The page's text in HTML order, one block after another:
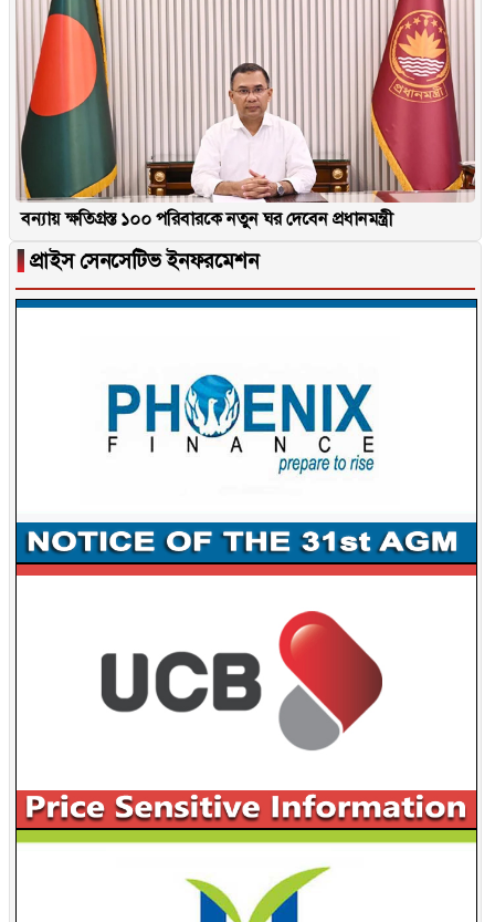
বন্যায় ক্ষতিগ্রস্ত ১০০ পরিবারকে নতুন ঘর দেবেন প্রধানমন্ত্রী
▐ প্রাইস সেনসেটিভ ইনফরমেশন